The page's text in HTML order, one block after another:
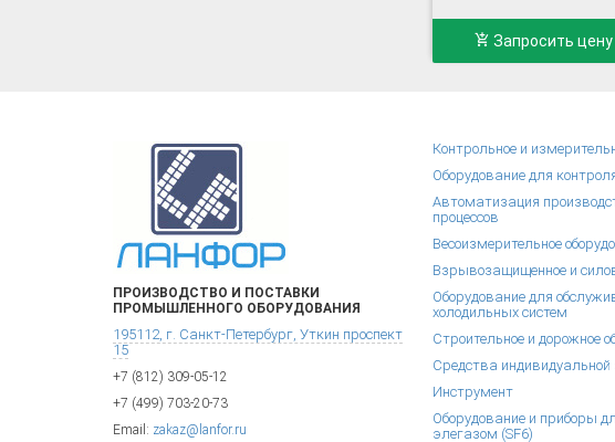
Запросить цену
ПРОИЗВОДСТВО И ПОСТАВКИ
ПРОМЫШЛЕННОГО ОБОРУДОВАНИЯ
195112, г. Санкт-Петербург, Уткин проспект
15
+7 (812) 309-05-12
+7 (499) 703-20-73
Email: zakaz@lanfor.ru
Контрольное и
Оборудование для
Автоматизация
процессов
Весоизмерительное
Взрывозащищенное и
Оборудование для
холодильных систем
Строительное и дорожное
Средства
Инструмент
Оборудование и приборы
элегазом (SF6)